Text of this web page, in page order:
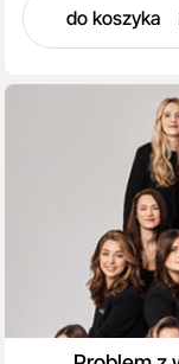
do koszyka